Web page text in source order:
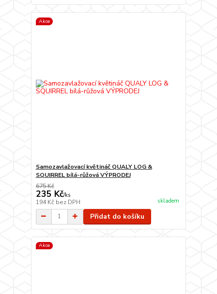
Akce
Samozavlažovací květináč QUALY LOG &
SQUIRREL bílá-růžová VÝPRODEJ
675 Kč
235 Kč/ks
194 Kč bez DPH skladem
Přidat do košíku
Akce